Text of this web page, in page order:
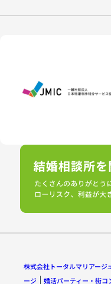
株式会社トータルマリアージ
ージ
婚活パーティー・街